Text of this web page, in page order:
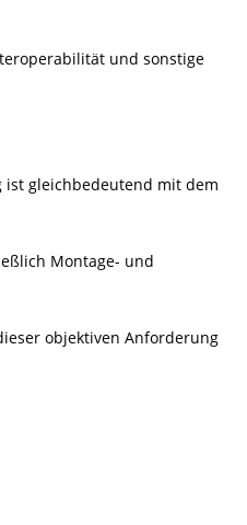
und sonstige
gleichbedeutend mit dem
Montage- und
objektiven Anforderung